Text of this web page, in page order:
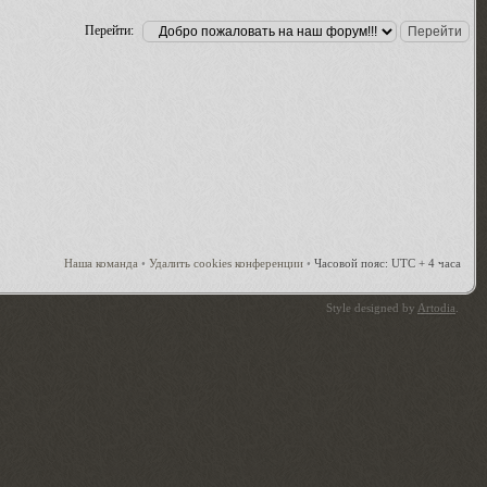
Перейти:
Наша команда • Удалить cookies конференции • Часовой пояс: UTC + 4 часа
Style designed by Artodia